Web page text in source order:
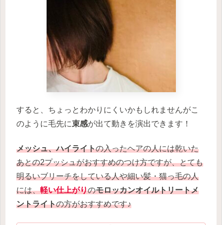
すると、ちょっとわかりにくいかもしれませんがこ
のように毛先に束感が出て動きを演出できます！
メッシュ、ハイライトの入ったヘアの人には乾いた
あとの2プッシュがおすすめのつけ方ですが、とても
明るいブリーチをしている人や細い髪・猫っ毛の人
には、軽い仕上がりのモロッカンオイルトリートメ
ントライトの方がおすすめです♪